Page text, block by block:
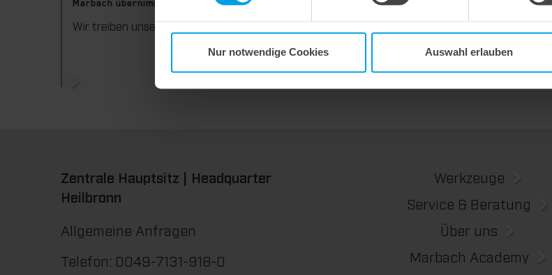
Nur notwendige Cookies Auswahl erlauben
Marbach übernimmt Verantwortung. Maximale Prozesssicherheit,
Wir bieten mit dem Unterstiftegitter eine spezialisierte Werkzeuglösung für höchste Anforderungen im Ausbrechprozess. Insbesondere bei anspruchsvollen Verpackungszuschnitten sorgt das System für stabile Abläufe und eine zuverlässige Entfernung selbst kleinster Abfallteile über den gesamten Produktionsprozess hinweg – vom ersten bis zum letzten Bogen.
Flexibel
Zentrale Hauptsitz | Headquarter
Heilbronn
Allgemeine Anfragen
Telefon: 0049-7131-918-0
Werkzeuge
Service & Beratung
Über uns
Marbach Academy